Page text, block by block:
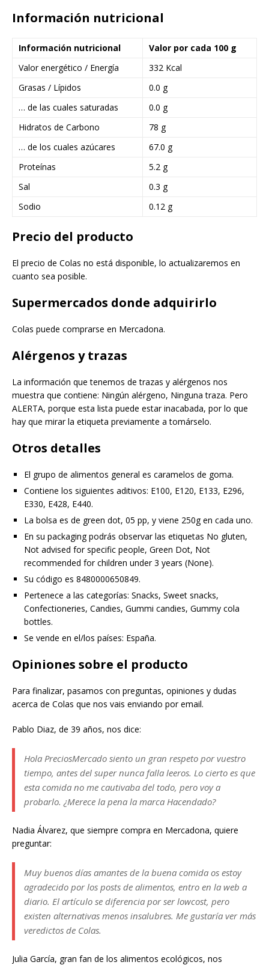
Información nutricional
Información nutricional
Valor por cada 100 g
Valor energético / Energía
332 Kcal
Grasas / Lípidos
0.0 g
… de las cuales saturadas
0.0 g
Hidratos de Carbono
78 g
… de los cuales azúcares
67.0 g
Proteínas
5.2 g
Sal
0.3 g
Sodio
0.12 g
Precio del producto
El precio de Colas no está disponible, lo actualizaremos en
cuanto sea posible.
Supermercados donde adquirirlo
Colas puede comprarse en Mercadona.
Alérgenos y trazas
La información que tenemos de trazas y alérgenos nos
muestra que contiene: Ningún alérgeno, Ninguna traza. Pero
ALERTA, porque esta lista puede estar inacabada, por lo que
hay que mirar la etiqueta previamente a tomárselo.
Otros detalles
El grupo de alimentos general es caramelos de goma.
Contiene los siguientes aditivos: E100, E120, E133, E296,
E330, E428, E440.
La bolsa es de green dot, 05 pp, y viene 250g en cada uno.
En su packaging podrás observar las etiquetas No gluten,
Not advised for specific people, Green Dot, Not
recommended for children under 3 years (None).
Su código es 8480000650849.
Pertenece a las categorías: Snacks, Sweet snacks,
Confectioneries, Candies, Gummi candies, Gummy cola
bottles.
Se vende en el/los países: España.
Opiniones sobre el producto
Para finalizar, pasamos con preguntas, opiniones y dudas
acerca de Colas que nos vais enviando por email.
Pablo Diaz, de 39 años, nos dice:
Hola PreciosMercado siento un gran respeto por vuestro
tiempo, antes del super nunca falla leeros. Lo cierto es que
esta comida no me cautivaba del todo, pero voy a
probarlo. ¿Merece la pena la marca Hacendado?
Nadia Álvarez, que siempre compra en Mercadona, quiere
preguntar:
Muy buenos días amantes de la buena comida os estoy
agradecido por los posts de alimentos, entro en la web a
diario. El artículo se diferencia por ser lowcost, pero
existen alternativas menos insalubres. Me gustaría ver más
veredictos de Colas.
Julia García, gran fan de los alimentos ecológicos, nos